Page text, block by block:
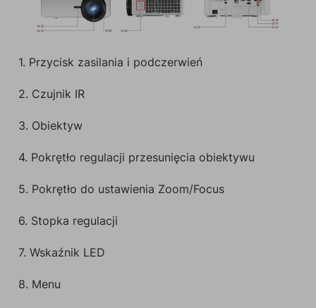
1. Przycisk zasilania i podczerwień
2. Czujnik IR
3. Obiektyw
4. Pokrętło regulacji przesunięcia obiektywu
5. Pokrętło do ustawienia Zoom/Focus
6. Stopka regulacji
7. Wskaźnik LED
8. Menu